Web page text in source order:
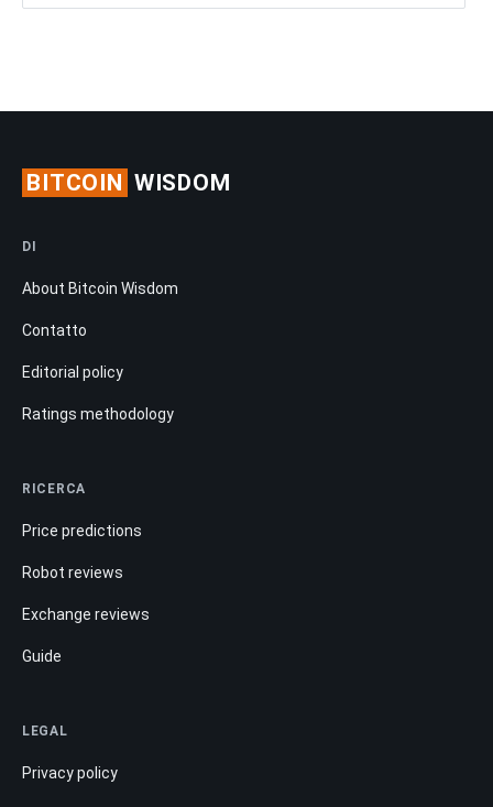
BITCOIN WISDOM
DI
About Bitcoin Wisdom
Contatto
Editorial policy
Ratings methodology
RICERCA
Price predictions
Robot reviews
Exchange reviews
Guide
LEGAL
Privacy policy